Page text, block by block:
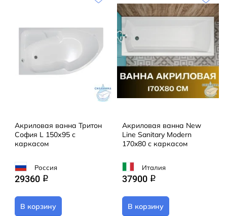
Акриловая ванна Тритон
София L 150х95 с
каркасом
Россия
29360 q
В корзину
Акриловая ванна New
Line Sanitary Modern
170x80 с каркасом
Италия
37900 q
В корзину